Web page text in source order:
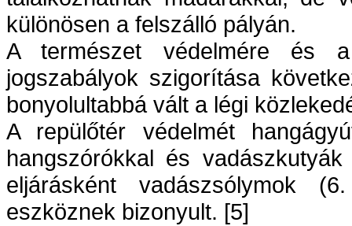
különösen a felszálló pályán.
A természet védelmére és a
jogszabályok szigorítása
bonyolultabbá vált a légi
A repülőtér védelmét
hangszórókkal és
eljárásként vadászsólymok
eszköznek bizonyult. [5]